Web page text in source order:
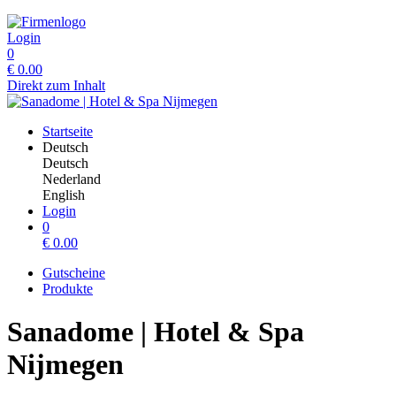
Login
0
€ 0.00
Direkt zum Inhalt
Startseite
Deutsch
Deutsch
Nederland
English
Login
0
€ 0.00
Gutscheine
Produkte
Sanadome | Hotel & Spa
Nijmegen